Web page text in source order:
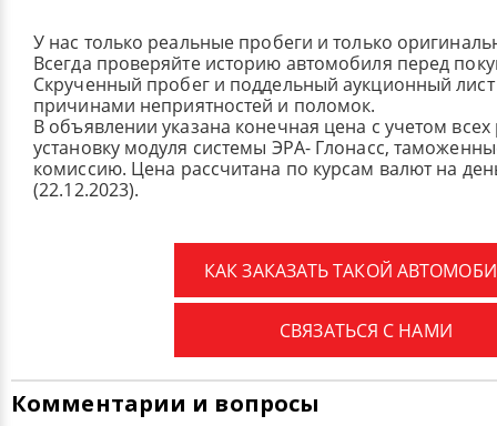
У нас только реальные пробеги и только
Всегда проверяйте историю автомобиля перед
Скрученный пробег и поддельный аукционный лист
причинами неприятностей и поломок.
В объявлении указана конечная цена с учетом
установку модуля системы ЭРА- Глонасс,
комиссию. Цена рассчитана по курсам валют на
(22.12.2023).
КАК ЗАКАЗАТЬ ТАКОЙ
СВЯЗАТЬСЯ С НАМИ
Комментарии и вопросы